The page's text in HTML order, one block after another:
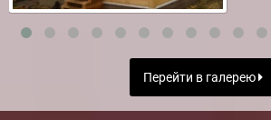
Перейти в галерею